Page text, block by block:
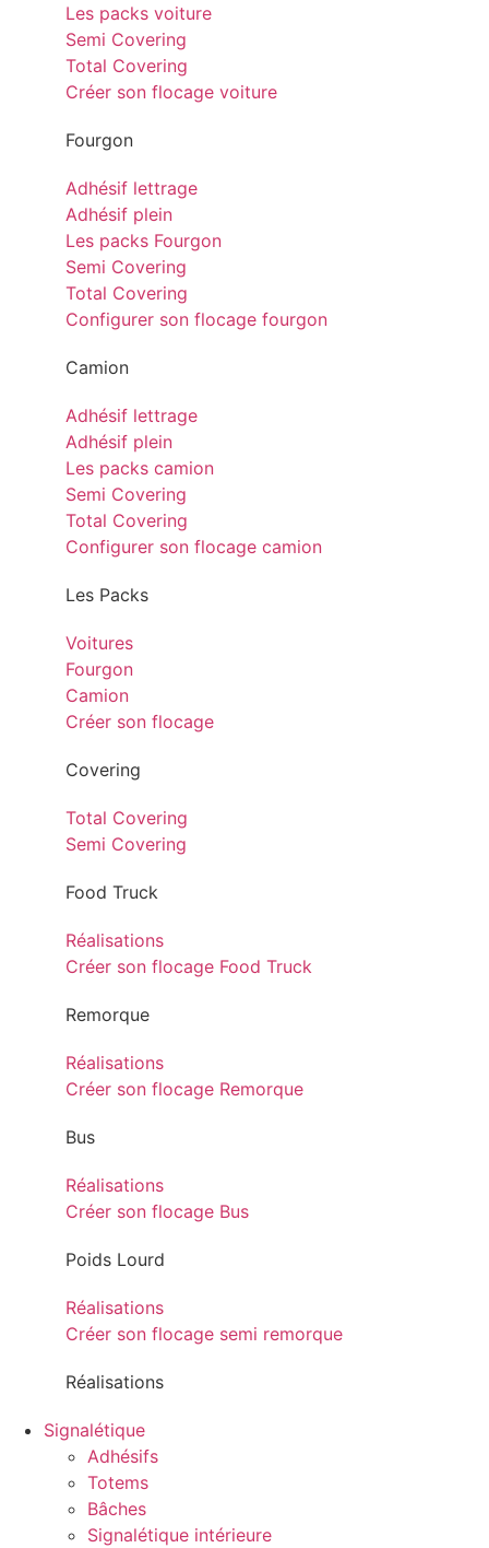
Les packs voiture
Semi Covering
Total Covering
Créer son flocage voiture
Fourgon
Adhésif lettrage
Adhésif plein
Les packs Fourgon
Semi Covering
Total Covering
Configurer son flocage fourgon
Camion
Adhésif lettrage
Adhésif plein
Les packs camion
Semi Covering
Total Covering
Configurer son flocage camion
Les Packs
Voitures
Fourgon
Camion
Créer son flocage
Covering
Total Covering
Semi Covering
Food Truck
Réalisations
Créer son flocage Food Truck
Remorque
Réalisations
Créer son flocage Remorque
Bus
Réalisations
Créer son flocage Bus
Poids Lourd
Réalisations
Créer son flocage semi remorque
Réalisations
Signalétique
Adhésifs
Totems
Bâches
Signalétique intérieure